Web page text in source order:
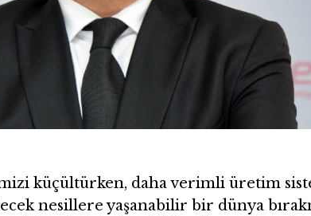
küçültürken, daha verimli üretim
nesillere yaşanabilir bir dünya